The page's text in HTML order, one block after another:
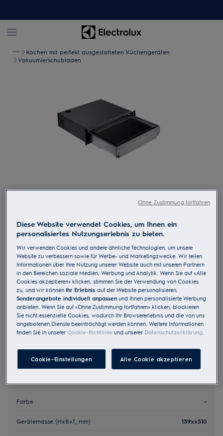
Kochen mit perfekt ausgestatteten Küchengeräten
Vakuumierschubladen
VAC140PLV
Vakuumierschublade
4.3 (6)
CHF 2’890.00
UVP inkl. MwSt CHF (exkl. vRB)
Farbe -
Gerätemasse (HxBxT, mm) 139xx510
Diese Website verwendet Cookies, um Ihnen ein
personalisiertes Nutzungserlebnis zu bieten.
Wir verwenden Cookies und andere ähnliche Technologien, um unsere
Website zu verbessern sowie für Werbe- und Marketingzwecke. Wir teilen
Informationen über Ihre Nutzung unserer Website auch mit unseren Partnern
in den Bereichen soziale Medien, Werbung und Analytik. Wenn Sie auf «Alle
Cookies akzeptieren» klicken, stimmen Sie der Verwendung von Cookies
zu, und wir können Ihr Erlebnisauf der Website personalisieren,
Sonderangebote individuell anpassen und Ihnen personalisierte Werbung
anbieten. Wenn Sie auf «Ohne Zustimmung fortfahren» klicken, blockieren
Sie nicht essenzielle Cookies, wodurch Ihr Browsererlebnis und die von uns
angebotenen Dienste beeinträchtigt werden können. Weitere Informationen
finden Sie in unsererCookie-Richtlinie und unserer Datenschutzerklärung
Cookie-Einstellungen Alle Cookie akzeptieren
Ohne Zustimmung fortfahren